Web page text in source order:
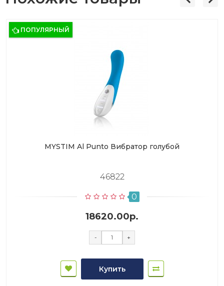
ПОПУЛЯРНЫЙ
MYSTIM Al Punto Вибратор голубой
46822
0
18620.00р.
- +
Купить